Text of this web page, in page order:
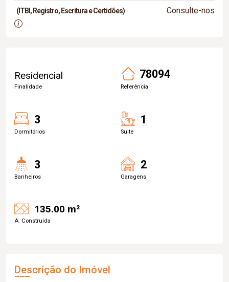
(ITBI, Registro, Escritura e Certidões) Consulte-nos
Residencial
Finalidade
78094
Referência
3
Dormitórios
1
Suite
3
Banheiros
2
Garagens
135.00 m²
A. Construída
Descrição do Imóvel